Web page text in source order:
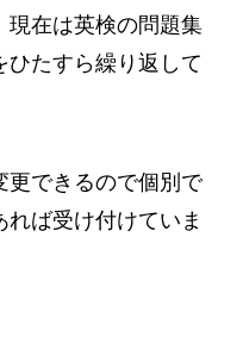
現在は英検の問題集
ひたすら繰り返して
更できるので個別で
ば受け付けていま